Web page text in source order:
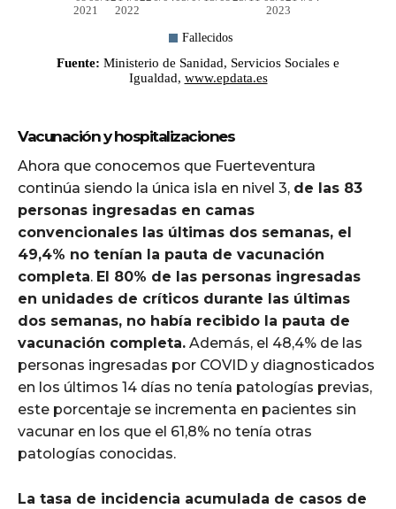
Vacunación y hospitalizaciones
Ahora que conocemos que Fuerteventura
continúa siendo la única isla en nivel 3, de las 83
personas ingresadas en camas
convencionales las últimas dos semanas, el
49,4% no tenían la pauta de vacunación
completa. El 80% de las personas ingresadas
en unidades de críticos durante las últimas
dos semanas, no había recibido la pauta de
vacunación completa. Además, el 48,4% de las
personas ingresadas por COVID y diagnosticados
en los últimos 14 días no tenía patologías previas,
este porcentaje se incrementa en pacientes sin
vacunar en los que el 61,8% no tenía otras
patologías conocidas.
La tasa de incidencia acumulada de casos de